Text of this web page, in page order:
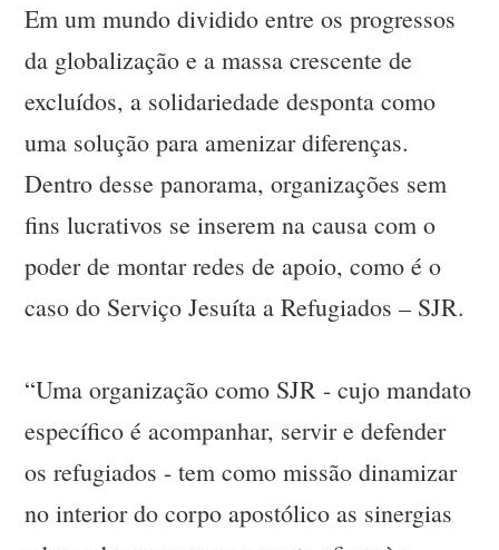
Em um mundo dividido entre os progressos
da globalização e a massa crescente de
excluídos, a solidariedade desponta como
uma solução para amenizar diferenças.
Dentro desse panorama, organizações sem
fins lucrativos se inserem na causa com o
poder de montar redes de apoio, como é o
caso do Serviço Jesuíta a Refugiados – SJR.
“Uma organização como SJR - cujo mandato
específico é acompanhar, servir e defender
os refugiados - tem como missão dinamizar
no interior do corpo apostólico as sinergias